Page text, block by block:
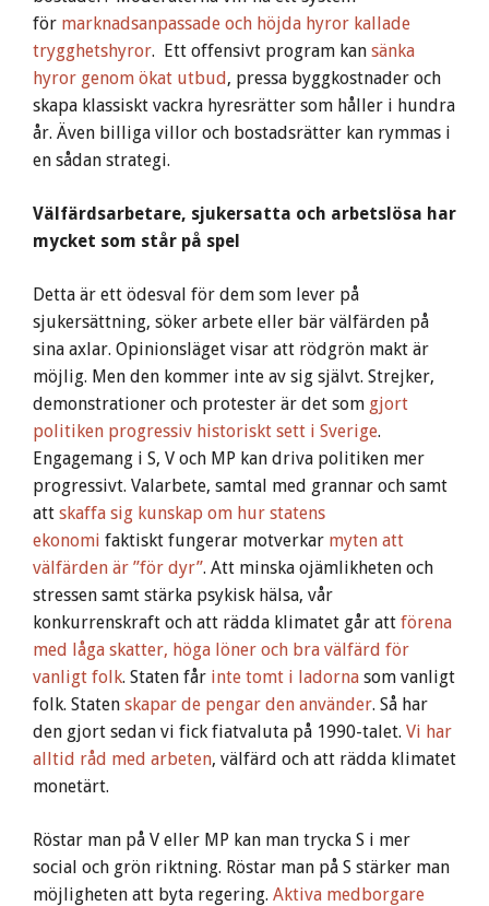
för marknadsanpassade och höjda hyror kallade
trygghetshyror. Ett offensivt program kan sänka
hyror genom ökat utbud, pressa byggkostnader och
skapa klassiskt vackra hyresrätter som håller i hundra
år. Även billiga villor och bostadsrätter kan rymmas i
en sådan strategi.
Välfärdsarbetare, sjukersatta och arbetslösa har
mycket som står på spel
Detta är ett ödesval för dem som lever på
sjukersättning, söker arbete eller bär välfärden på
sina axlar. Opinionsläget visar att rödgrön makt är
möjlig. Men den kommer inte av sig självt. Strejker,
demonstrationer och protester är det som gjort
politiken progressiv historiskt sett i Sverige.
Engagemang i S, V och MP kan driva politiken mer
progressivt. Valarbete, samtal med grannar och samt
att skaffa sig kunskap om hur statens
ekonomi faktiskt fungerar motverkar myten att
välfärden är ”för dyr”. Att minska ojämlikheten och
stressen samt stärka psykisk hälsa, vår
konkurrenskraft och att rädda klimatet går att förena
med låga skatter, höga löner och bra välfärd för
vanligt folk. Staten får inte tomt i ladorna som vanligt
folk. Staten skapar de pengar den använder. Så har
den gjort sedan vi fick fiatvaluta på 1990-talet. Vi har
alltid råd med arbeten, välfärd och att rädda klimatet
monetärt.
Röstar man på V eller MP kan man trycka S i mer
social och grön riktning. Röstar man på S stärker man
möjligheten att byta regering. Aktiva medborgare